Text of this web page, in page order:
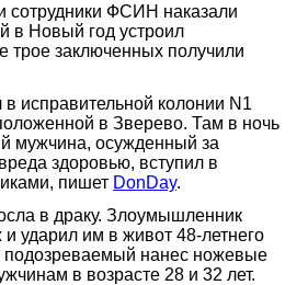
сотрудники ФСИН наказали
в Новый год устроил
трое заключенных получили
исправительной колонии N1
в Зверево. Там в ночь
мужчина, осужденный за
здоровью, вступил в
пишет DonDay.
в драку. Злоумышленник
и ударил им в живот 48-летнего
подозреваемый нанес ножевые
в возрасте 28 и 32 лет.